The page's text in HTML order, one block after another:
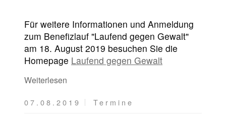
Für weitere Informationen und Anmeldung
zum Benefizlauf "Laufend gegen Gewalt"
am 18. August 2019 besuchen Sie die
Homepage Laufend gegen Gewalt
Weiterlesen
07.08.2019 Termine